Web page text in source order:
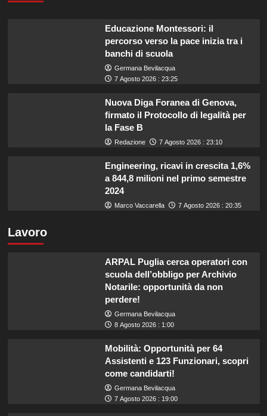
Educazione Montessori: il
percorso verso la pace inizia tra i
banchi di scuola
Germana Bevilacqua
7 Agosto 2026 : 23:25
Nuova Diga Foranea di Genova,
firmato il Protocollo di legalità per
la Fase B
Redazione 7 Agosto 2026 : 23:10
Engineering, ricavi in crescita 1,6%
a 844,8 milioni nel primo semestre
2024
Marco Vaccarella 7 Agosto 2026 : 20:35
Lavoro
ARPAL Puglia cerca operatori con
scuola dell’obbligo per Archivio
Notarile: opportunità da non
perdere!
Germana Bevilacqua
8 Agosto 2026 : 1:00
Mobilità: Opportunità per 64
Assistenti e 123 Funzionari, scopri
come candidarti!
Germana Bevilacqua
7 Agosto 2026 : 19:00